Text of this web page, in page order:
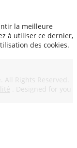
la meilleure
à utiliser ce dernier,
des cookies.
Rights Reserved.
. Designed for you